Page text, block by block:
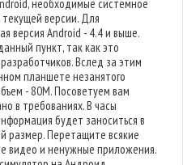
необходимые системное
версии. Для
версия Android - 4.4 и выше.
пункт, так как это
Вслед за этим
планшете незанятого
- 80M. Посоветуем вам
в требованиях. В часы
будет заноситься в
размер. Перетащите всякие
видео и ненужные приложения.